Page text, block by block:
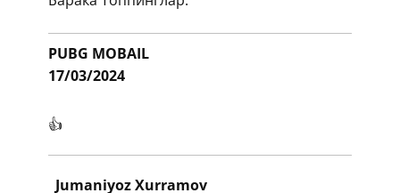
​​PUBG MOBAIL
17/03/2024
​👍
​​Jumaniyoz Xurramov